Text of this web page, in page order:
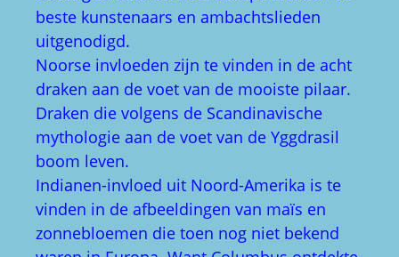
beste kunstenaars en ambachtslieden
uitgenodigd.
Noorse invloeden zijn te vinden in de acht
draken aan de voet van de mooiste pilaar.
Draken die volgens de Scandinavische
mythologie aan de voet van de Yggdrasil
boom leven.
Indianen-invloed uit Noord-Amerika is te
vinden in de afbeeldingen van maïs en
zonnebloemen die toen nog niet bekend